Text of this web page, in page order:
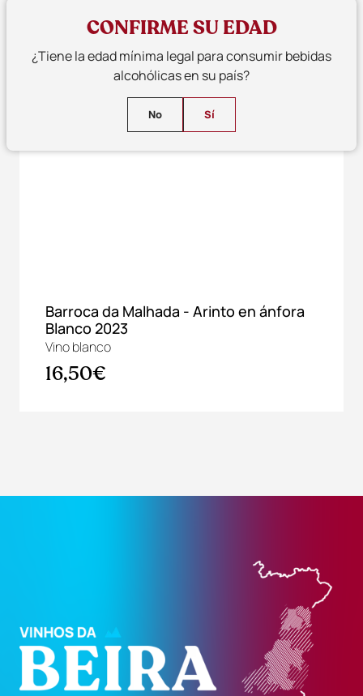
Barroca da Malhada - Arinto en ánfora
Blanco 2023
Vino blanco
16,50€
CONFIRME SU EDAD
¿Tiene la edad mínima legal para consumir bebidas
alcohólicas en su país?
No Sí